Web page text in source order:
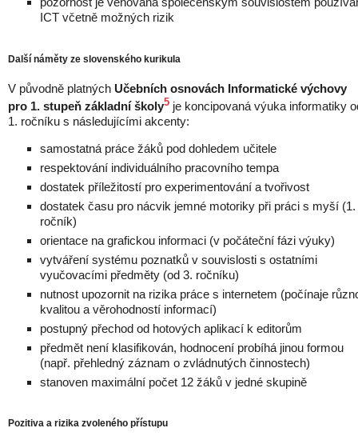
ICT včetně možných rizik
Další náměty ze slovenského kurikula
V původně platných Učebních osnovách Informatické výchovy
pro 1. stupeň základní školy5 je koncipovaná výuka informatiky
1. ročníku s následujícími akcenty:
samostatná práce žáků pod dohledem učitele
respektování individuálního pracovního tempa
dostatek příležitostí pro experimentování a tvořivost
dostatek času pro nácvik jemné motoriky při práci s myší (1.
ročník)
orientace na grafickou informaci (v počáteční fázi výuky)
vytváření systému poznatků v souvislosti s ostatními
vyučovacími předměty (od 3. ročníku)
nutnost upozornit na rizika práce s internetem (počínaje
kvalitou a věrohodností informací)
postupný přechod od hotových aplikací k editorům
předmět není klasifikován, hodnocení probíhá jinou formou
(např. přehledný záznam o zvládnutých činnostech)
stanoven maximální počet 12 žáků v jedné skupině
Pozitiva a rizika zvoleného přístupu